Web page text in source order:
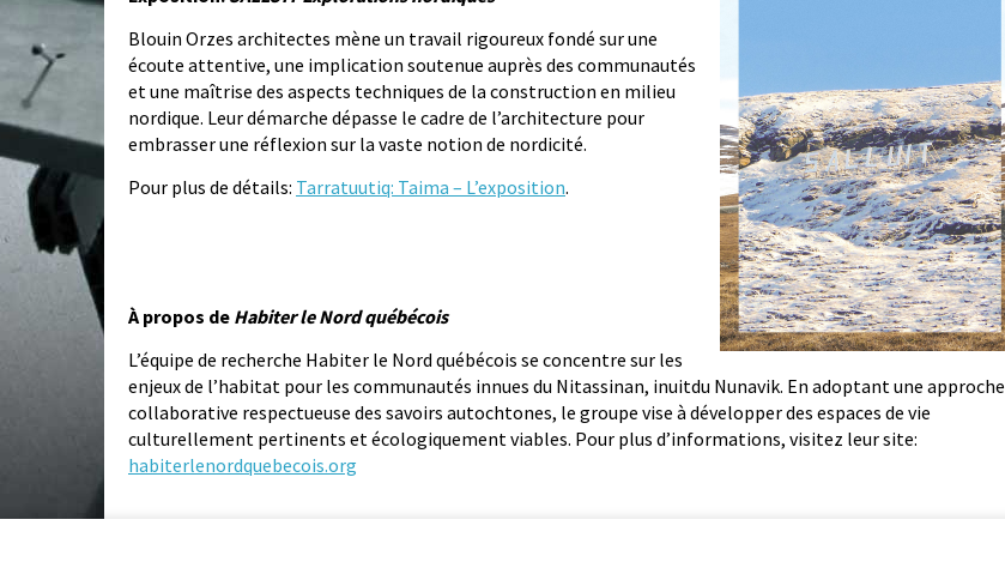
Blouin Orzes architectes mène un travail rigoureux fondé sur une
écoute attentive, une implication soutenue auprès des communautés
et une maîtrise des aspects techniques de la construction en milieu
nordique. Leur démarche dépasse le cadre de l’architecture pour
embrasser une réflexion sur la vaste notion de nordicité.
Pour plus de détails: Tarratuutiq: Taima – L’exposition.
À propos de Habiter le Nord québécois
L’équipe de recherche Habiter le Nord québécois se concentre sur les
enjeux de l’habitat pour les communautés innues du Nitassinan, inuitdu Nunavik. En adoptant une approche
collaborative respectueuse des savoirs autochtones, le groupe vise à développer des espaces de vie
culturellement pertinents et écologiquement viables. Pour plus d’informations, visitez leur site:
habiterlenordquebecois.org